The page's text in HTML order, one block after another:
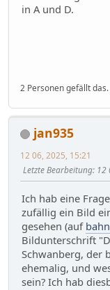
in A und D.
2 Personen gefällt das.
jan935
12 06, 2025, 15:21
Letzte Bearbeitung: 12
Ich hab eine
zufällig ein Bild
gesehen (auf
Bildunterschrift
Schwanberg, der
ehemalig, und
sein? Ich hab